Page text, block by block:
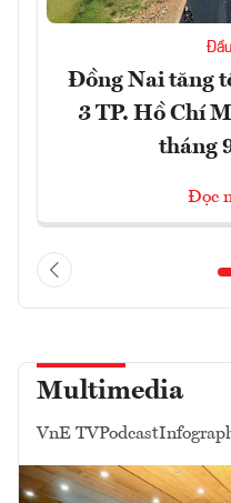
Đồng Nai tăng
3 TP. Hồ Chí
tháng
Đọc
Multimedia
VnE TVPodcast